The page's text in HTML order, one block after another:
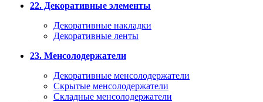
22. Декоративные элементы
Декоративные накладки
Декоративные ленты
23. Менсолодержатели
Декоративные менсолодержатели
Скрытые менсолодержатели
Складные менсолодержатели